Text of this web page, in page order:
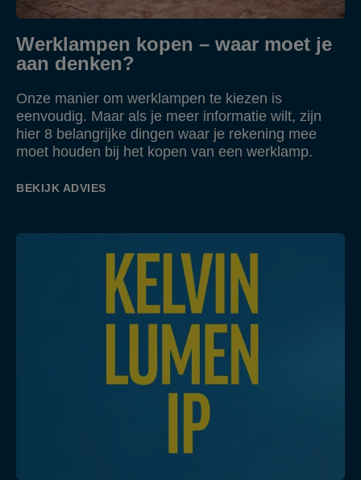
Werklampen kopen – waar moet je
aan denken?
Onze manier om werklampen te kiezen is
eenvoudig. Maar als je meer informatie wilt, zijn
hier 8 belangrijke dingen waar je rekening mee
moet houden bij het kopen van een werklamp.
BEKIJK ADVIES